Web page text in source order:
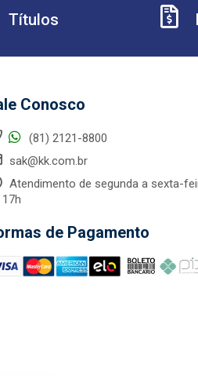
Títulos
Conosco
(81) 2121-8800
sak@kk.com.br
Atendimento de segunda a sexta-
de Pagamento